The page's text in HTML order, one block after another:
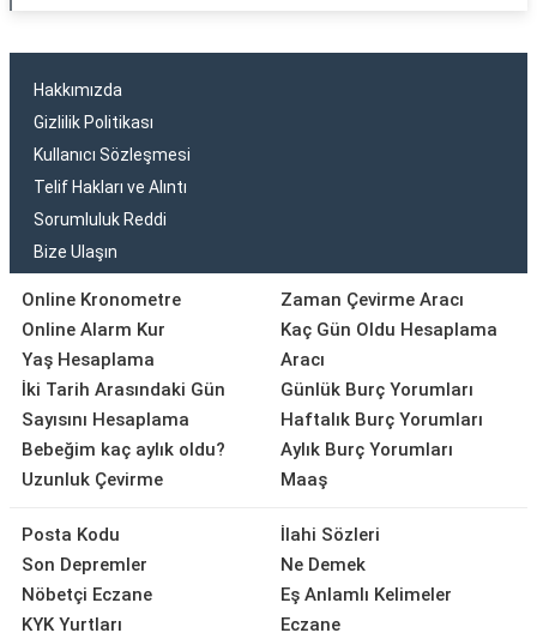
Hakkımızda
Gizlilik Politikası
Kullanıcı Sözleşmesi
Telif Hakları ve Alıntı
Sorumluluk Reddi
Bize Ulaşın
Online Kronometre
Online Alarm Kur
Yaş Hesaplama
İki Tarih Arasındaki Gün
Sayısını Hesaplama
Bebeğim kaç aylık oldu?
Uzunluk Çevirme
Zaman Çevirme Aracı
Kaç Gün Oldu Hesaplama
Aracı
Günlük Burç Yorumları
Haftalık Burç Yorumları
Aylık Burç Yorumları
Maaş
Posta Kodu
Son Depremler
Nöbetçi Eczane
KYK Yurtları
İlahi Sözleri
Ne Demek
Eş Anlamlı Kelimeler
Eczane